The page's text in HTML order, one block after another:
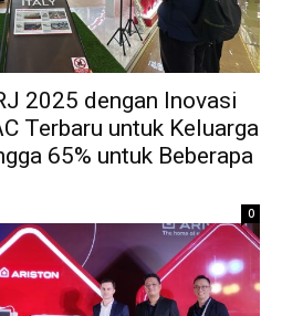
2025 dengan Inovasi
Terbaru untuk Keluarga
65% untuk Beberapa
0